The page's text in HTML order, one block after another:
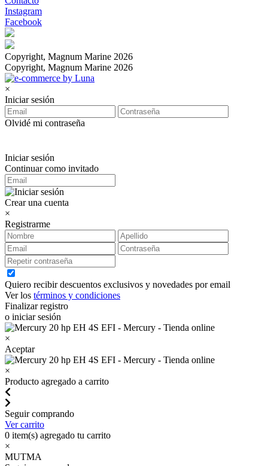
Instagram
Facebook
Copyright, Magnum Marine 2026
Copyright, Magnum Marine 2026
×
Iniciar sesión
Olvidé mi contraseña
Iniciar sesión
Continuar como invitado
Crear una cuenta
×
Registrarme
Quiero recibir descuentos exclusivos y novedades por email
Ver los términos y condiciones
Finalizar registro
o iniciar sesión
×
Aceptar
×
Producto agregado a carrito
Seguir comprando
Ver carrito
0 item(s) agregado tu carrito
×
MUTMA